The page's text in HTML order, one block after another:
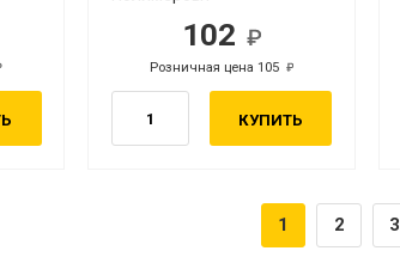
102
Розничная цена 105
КУПИТЬ
руб.
руб.
1 2 3